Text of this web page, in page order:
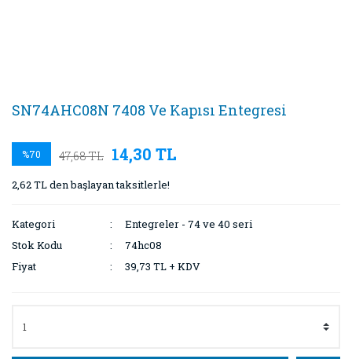
SN74AHC08N 7408 Ve Kapısı Entegresi
%70 47,68 TL 14,30 TL
2,62 TL den başlayan taksitlerle!
Kategori
Entegreler - 74 ve 40 seri
Stok Kodu
74hc08
Fiyat
39,73 TL + KDV